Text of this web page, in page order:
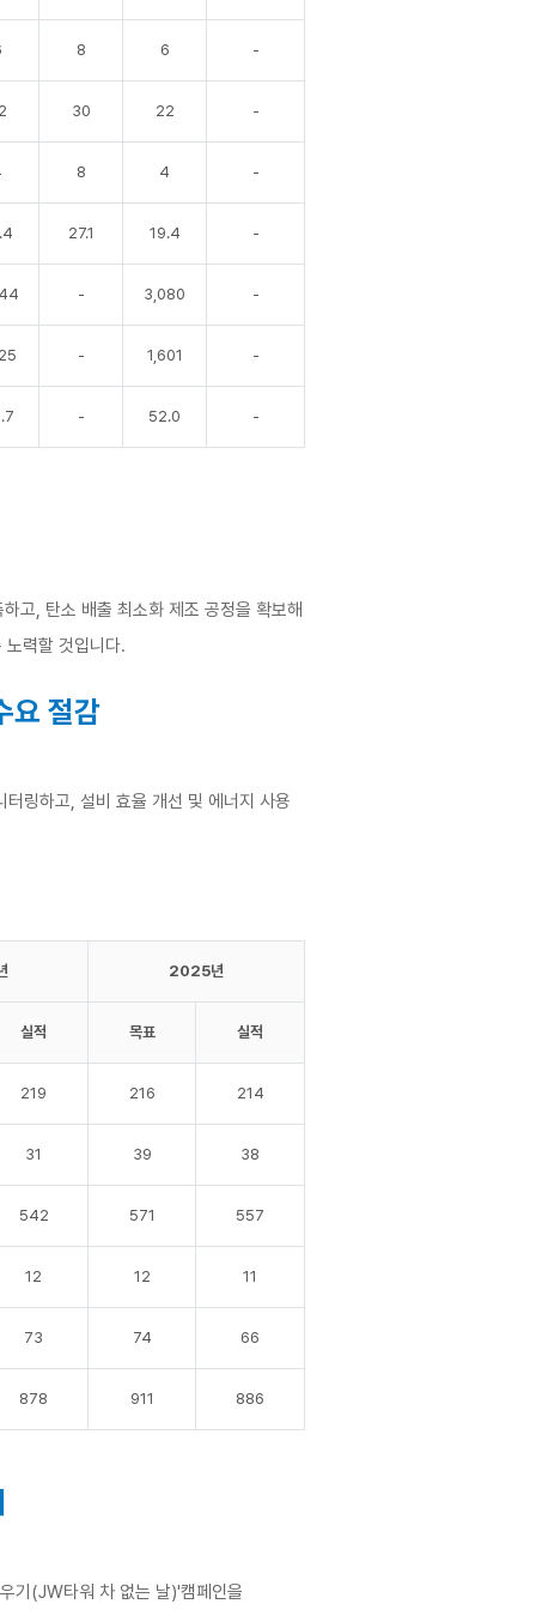
8 6 -
30 22 -
8 4 -
27.1 19.4 -
- 3,080 -
- 1,601 -
- 52.0 -
고, 탄소 배출 최소화 제조 공정을 확보해
력할 것입니다.
요 절감
링하고, 설비 효율 개선 및 에너지 사용
2025년
실적 목표 실적
219 216 214
31 39 38
542 571 557
12 12 11
73 74 66
878 911 886
기(JW타워 차 없는 날)'캠페인을